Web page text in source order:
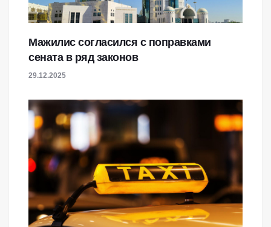
Мажилис согласился с поправками
сената в ряд законов
29.12.2025